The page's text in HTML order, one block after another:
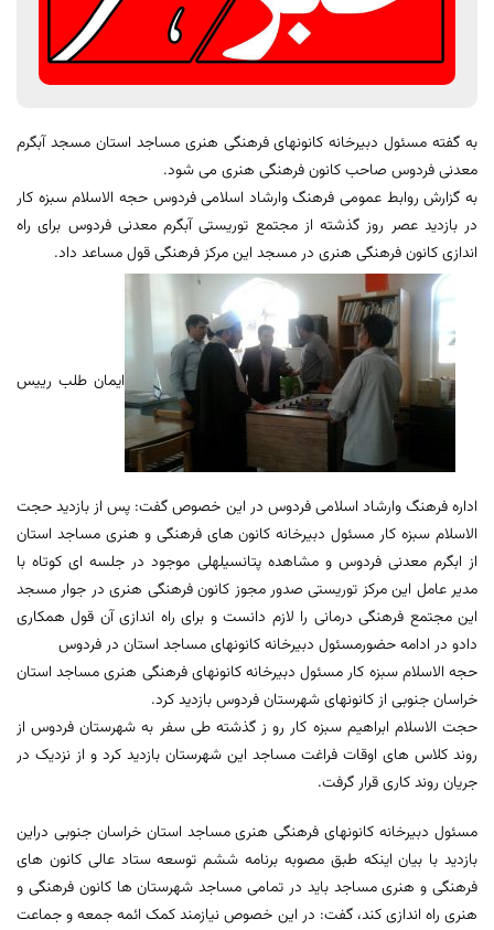
به گفته مسئول دبیرخانه کانونهای فرهنگی هنری مساجد استان مسجد آبگرم
معدنی فردوس صاحب کانون فرهنگی هنری می شود.
به گزارش روابط عمومی فرهنگ وارشاد اسلامی فردوس حجه الاسلام سبزه کار
در بازدید عصر روز گذشته از مجتمع توریستی آبگرم معدنی فردوس برای راه
اندازی کانون فرهنگی هنری در مسجد این مرکز فرهنگی قول مساعد داد.
ایمان طلب رییس
اداره فرهنگ وارشاد اسلامی فردوس در این خصوص گفت: پس از بازدید حجت
الاسلام سبزه کار مسئول دبیرخانه کانون های فرهنگی و هنری مساجد استان
از ابگرم معدنی فردوس و مشاهده پتانسیلهلی موجود در جلسه ای کوتاه با
مدیر عامل این مرکز توریستی صدور مجوز کانون فرهنگی هنری در جوار مسجد
این مجتمع فرهنگی درمانی را لازم دانست و برای راه اندازی آن قول همکاری
دادو در ادامه حضورمسئول دبیرخانه کانونهای مساجد استان در فردوس
حجه الاسلام سبزه کار مسئول دبیرخانه کانونهای فرهنگی هنری مساجد استان
خراسان جنوبی از کانونهای شهرستان فردوس بازدید کرد.
حجت الاسلام ابراهیم سبزه کار رو ز گذشته طی سفر به شهرستان فردوس از
روند کلاس های اوقات فراغت مساجد این شهرستان بازدید کرد و از نزدیک در
جریان روند کاری قرار گرفت.
مسئول دبیرخانه کانونهای فرهنگی هنری مساجد استان خراسان جنوبی دراین
بازدید با بیان اینکه طبق مصوبه برنامه ششم توسعه ستاد عالی کانون های
فرهنگی و هنری مساجد باید در تمامی مساجد شهرستان ها کانون فرهنگی و
هنری راه اندازی کند، گفت: در این خصوص نیازمند کمک ائمه جمعه و جماعت